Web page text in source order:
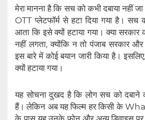
मेरा मानना ​​है कि सच को कभी दबाया नहीं
OTT प्लेटफॉर्म से हटा दिया गया है।
आता कि इसे क्यों हटाया गया। क्या सरकार
नहीं लगता, क्योंकि न तो पंजाब सरकार
इस बारे में कोई बयान जारी किया है।
क्यों हटाया गया।
यह सोचना दुखद है कि लोग सच को दबाने
हैं। लेकिन अब यह फिल्म हर किसी के